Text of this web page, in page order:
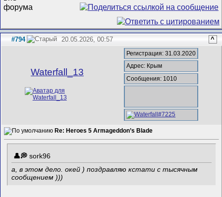
#794 20.05.2026, 00:57 ^
Waterfall_13
Регистрация: 31.03.2020
Адрес: Крым
Сообщения: 1010
Re: Heroes 5 Armageddon’s Blade
sork96
а, в этом дело. окей ) поздравляю кстати с тысячным
сообщением )))